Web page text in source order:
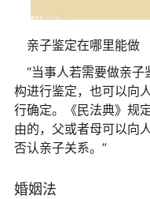
亲子鉴定在哪里能做
“当事人若需要做亲
构进行鉴定，也可以向
行确定。《民法典》规
由的，父或者母可以向
否认亲子关系。”
婚姻法